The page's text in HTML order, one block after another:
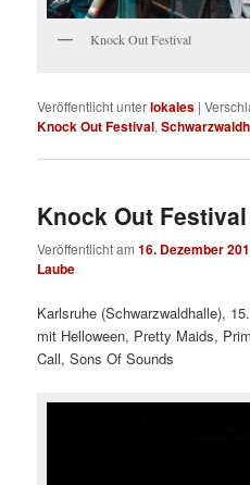
Knock Out Festival
Veröffentlicht unterlokales |
Knock Out Festival,
Knock Out
Veröffentlicht am16. Dezember
Laube
Karlsruhe (Schwarzwaldhalle),
mit Helloween, Pretty Maids,
Call, Sons Of Sounds